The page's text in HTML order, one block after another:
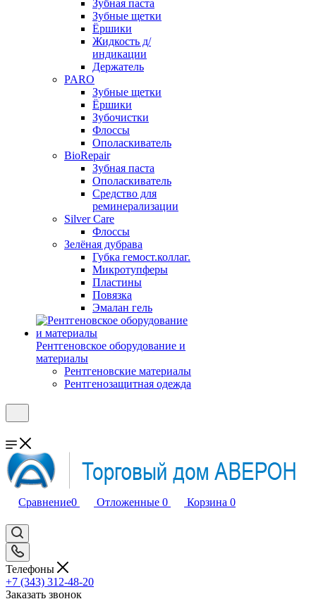
Зубная паста
Зубные щетки
Ёршики
Жидкость д/
индикации
Держатель
PARO
Зубные щетки
Ёршики
Зубочистки
Флоссы
Ополаскиватель
BioRepair
Зубная паста
Ополаскиватель
Средство для
реминерализации
Silver Care
Флоссы
Зелёная дубрава
Губка гемост.коллаг.
Микротупферы
Пластины
Повязка
Эмалан гель
Рентгеновское оборудование и
материалы
Рентгеновские материалы
Рентгенозащитная одежда
Сравнение0 Отложенные 0 Корзина 0
Телефоны
+7 (343) 312-48-20
Заказать звонок